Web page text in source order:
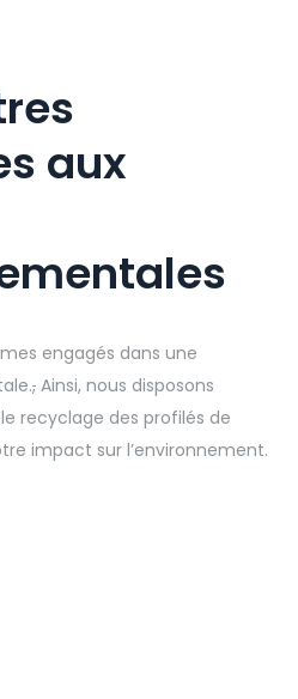
aux
engagés dans une
, Ainsi, nous disposons
recyclage des profilés de
impact sur l’environnement.